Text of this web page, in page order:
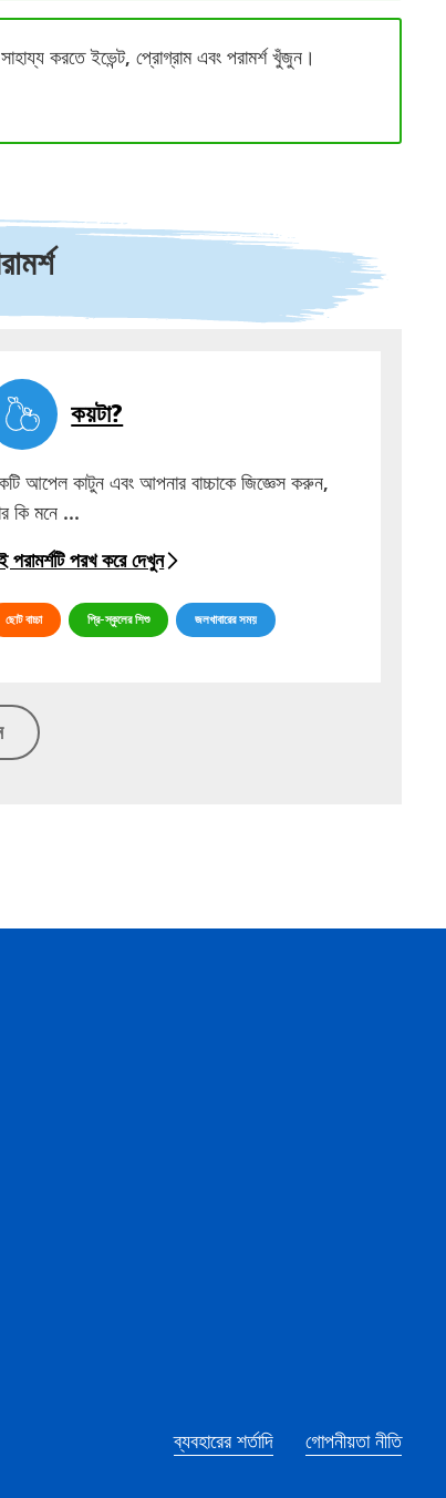
করতে ইভেন্ট, প্রোগ্রাম এবং পরামর্শ খুঁজুন।
কয়টা?
আপেল কাটুন এবং আপনার বাচ্চাকে জিজ্ঞেস করুন,
কি মনে ...
পরামর্শটি পরখ করে দেখুন
ছোট বাচ্চা প্রি-স্কুলের শিশু জলখাবারের সময়
ব্যবহারের শর্তাদি গোপনীয়তা নীতি